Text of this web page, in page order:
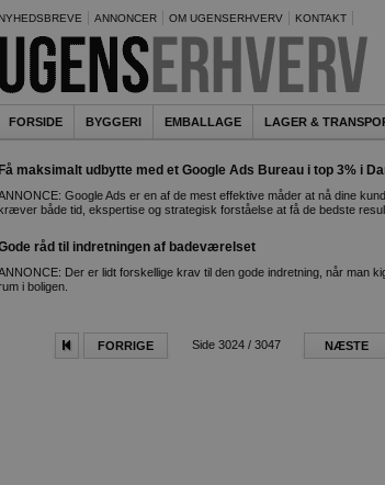
NYHEDSBREVE ANNONCER OM UGENSERHVERV KONTAKT
FORSIDE BYGGERI EMBALLAGE LAGER &
Få maksimalt udbytte med et Google Ads Bureau i top 3% i
Google Ads er en af de mest effektive måder at nå dine
både tid, ekspertise og strategisk forståelse at få de bedste
råd til indretningen af badeværelset
Der er lidt forskellige krav til den gode indretning, når man
i boligen.
FORRIGE Side 3024 / 3047 NÆSTE